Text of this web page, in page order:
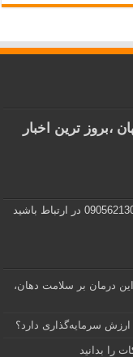
،بروز ترین اخبار
این درمان بر سلامت دهان،
سرمایه‌گذاری دارد؟
را بدانید